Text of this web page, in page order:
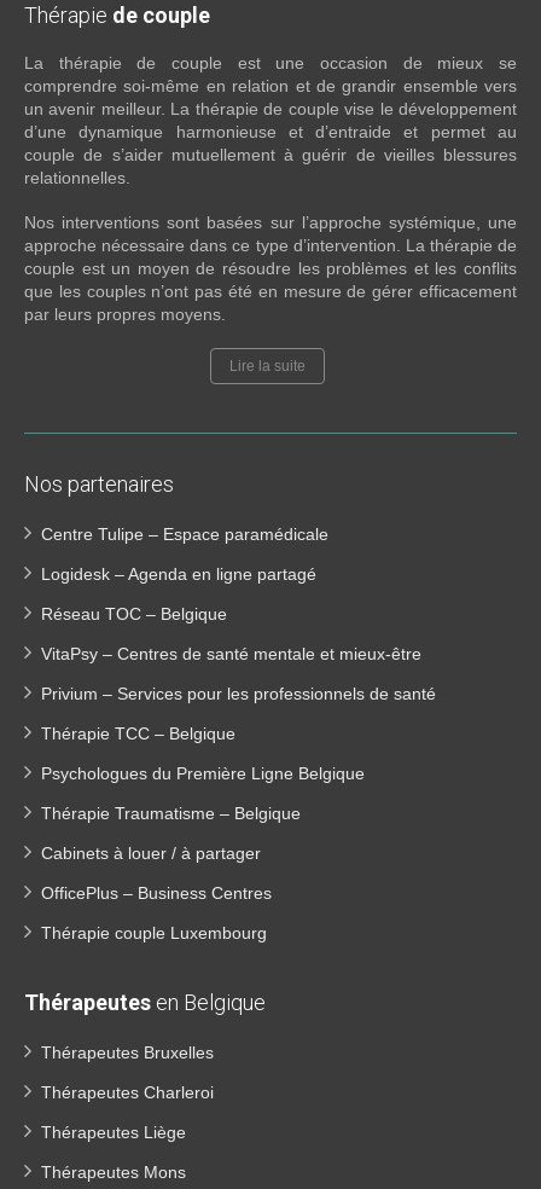
Thérapie de couple
La thérapie de couple est une occasion de mieux se
comprendre soi-même en relation et de grandir ensemble vers
un avenir meilleur. La thérapie de couple vise le développement
d’une dynamique harmonieuse et d’entraide et permet au
couple de s’aider mutuellement à guérir de vieilles blessures
relationnelles.
Nos interventions sont basées sur l’approche systémique, une
approche nécessaire dans ce type d’intervention. La thérapie de
couple est un moyen de résoudre les problèmes et les conflits
que les couples n’ont pas été en mesure de gérer efficacement
par leurs propres moyens.
Lire la suite
Nos partenaires
Centre Tulipe – Espace paramédicale
Logidesk – Agenda en ligne partagé
Réseau TOC – Belgique
VitaPsy – Centres de santé mentale et mieux-être
Privium – Services pour les professionnels de santé
Thérapie TCC – Belgique
Psychologues du Première Ligne Belgique
Thérapie Traumatisme – Belgique
Cabinets à louer / à partager
OfficePlus – Business Centres
Thérapie couple Luxembourg
Thérapeutes en Belgique
Thérapeutes Bruxelles
Thérapeutes Charleroi
Thérapeutes Liège
Thérapeutes Mons